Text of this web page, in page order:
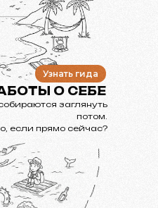
заглянуть
потом.
если прямо сейчас?
О СЕБЕ
Узнать гида